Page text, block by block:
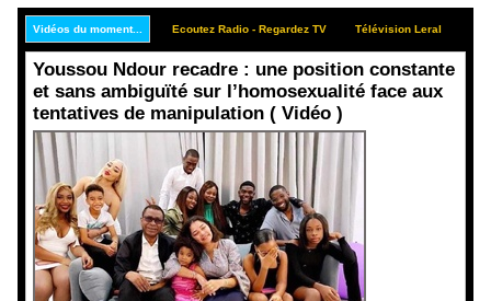
Vidéos du moment... Ecoutez Radio - Regardez TV Télévision Leral
Youssou Ndour recadre : une position constante
et sans ambiguïté sur l’homosexualité face aux
tentatives de manipulation ( Vidéo )